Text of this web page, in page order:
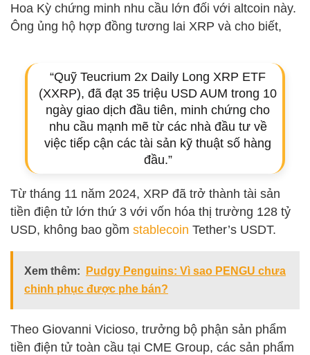
Hoa Kỳ chứng minh nhu cầu lớn đối với altcoin này.
Ông ủng hộ hợp đồng tương lai XRP và cho biết,
“Quỹ Teucrium 2x Daily Long XRP ETF
(XXRP), đã đạt 35 triệu USD AUM trong 10
ngày giao dịch đầu tiên, minh chứng cho
nhu cầu mạnh mẽ từ các nhà đầu tư về
việc tiếp cận các tài sản kỹ thuật số hàng
đầu.”
Từ tháng 11 năm 2024, XRP đã trở thành tài sản
tiền điện tử lớn thứ 3 với vốn hóa thị trường 128 tỷ
USD, không bao gồm stablecoin Tether’s USDT.
Xem thêm:
Pudgy Penguins: Vì sao PENGU chưa
chinh phục được phe bán?
Theo Giovanni Vicioso, trưởng bộ phận sản phẩm
tiền điện tử toàn cầu tại CME Group, các sản phẩm